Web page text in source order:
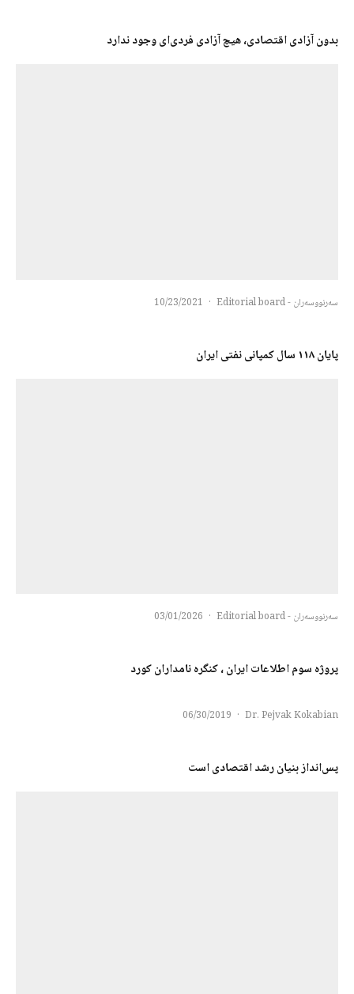
بدون آزادی اقتصادی، هیچ آزادی فردی‌ای وجود ندارد
سەرنووسەران - Editorial board ·
10/23/2021
پایان ۱۱۸ سال کمپانی نفتی ایران
سەرنووسەران - Editorial board ·
03/01/2026
پروژه سوم اطلاعات ایران ، کنگره نامداران کورد
Dr. Pejvak Kokabian
·
06/30/2019
پس‌انداز بنیان رشد اقتصادی است